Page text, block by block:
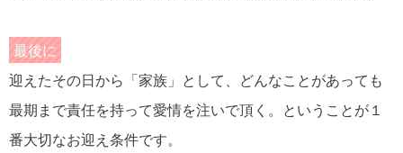
最後に
迎えたその日から「家族」として、どんなことがあっても
最期まで責任を持って愛情を注いで頂く。ということが１
番大切なお迎え条件です。